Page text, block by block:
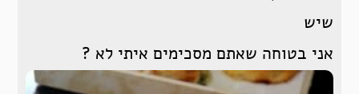
שיש
אני בטוחה שאתם מסכימים איתי לא ?